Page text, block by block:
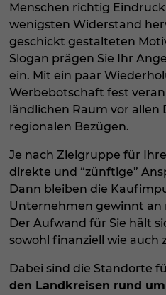
Menschen richtig
wenigsten Widerstand
geschickt gestalteten
Slogan prägen Sie Ihr
ein. Mit ein paar
Werbebotschaft fest
ländlichen Raum vor
regionalen Bezügen.
Je nach Zielgruppe für
direkte und “zünftige”
Dann bleiben die
Unternehmen gewinnt an
Der Aufwand für Sie hält
sowohl finanziell wie auch
Dabei sind die Standorte
den Landkreisen rund